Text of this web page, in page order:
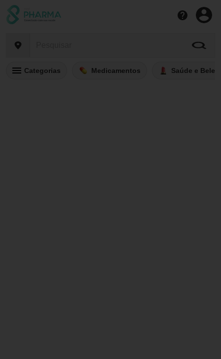
Categorias Medicamentos Saúde e